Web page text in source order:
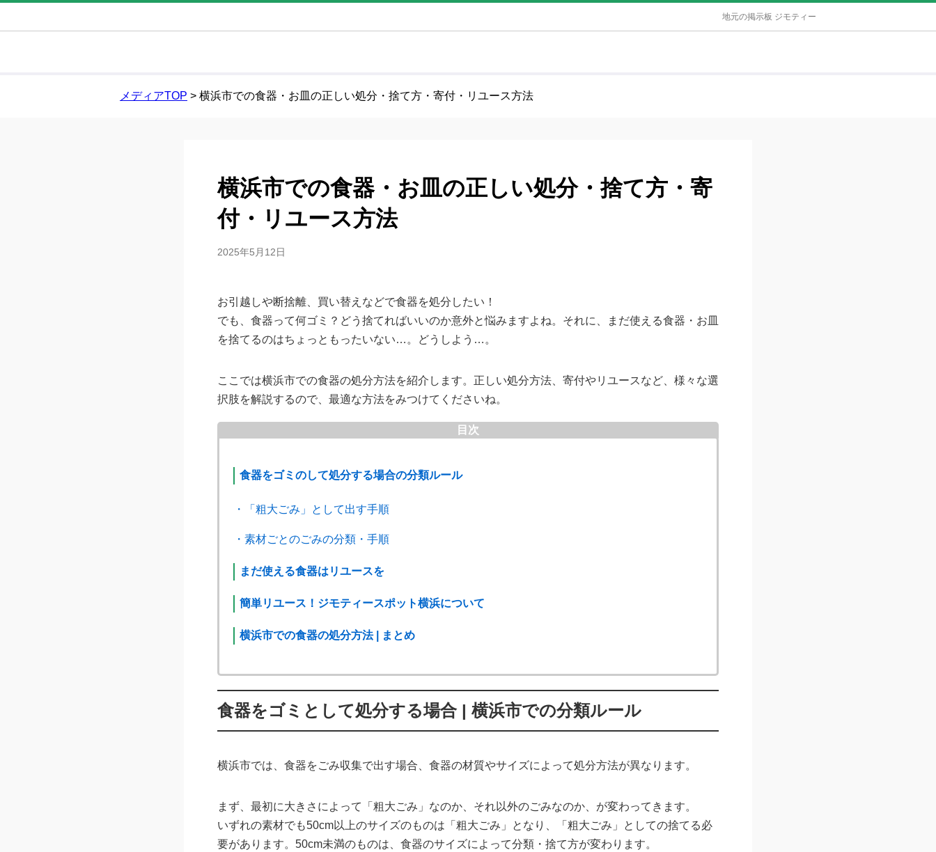
地元の掲示板 ジモティー
メディアTOP > 横浜市での食器・お皿の正しい処分・捨て方・寄付・リユース方法
横浜市での食器・お皿の正しい処分・捨て方・寄
付・リユース方法
2025年5月12日
お引越しや断捨離、買い替えなどで食器を処分したい！
でも、食器って何ゴミ？どう捨てればいいのか意外と悩みますよね。それに、まだ使える食器・お皿
を捨てるのはちょっともったいない…。どうしよう…。
ここでは横浜市での食器の処分方法を紹介します。正しい処分方法、寄付やリユースなど、様々な選
択肢を解説するので、最適な方法をみつけてくださいね。
目次
食器をゴミのして処分する場合の分類ルール
・「粗大ごみ」として出す手順
・素材ごとのごみの分類・手順
まだ使える食器はリユースを
簡単リユース！ジモティースポット横浜について
横浜市での食器の処分方法 | まとめ
食器をゴミとして処分する場合 | 横浜市での分類ルール
横浜市では、食器をごみ収集で出す場合、食器の材質やサイズによって処分方法が異なります。
まず、最初に大きさによって「粗大ごみ」なのか、それ以外のごみなのか、が変わってきます。
いずれの素材でも50cm以上のサイズのものは「粗大ごみ」となり、「粗大ごみ」としての捨てる必
要があります。50cm未満のものは、食器のサイズによって分類・捨て方が変わります。